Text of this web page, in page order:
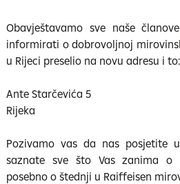
Obavještavamo sve naše
informirati o dobrovoljnoj
u Rijeci preselio na novu adresu i to:
Ante Starčevića 5
Rijeka
Pozivamo vas da nas posjetite
saznate sve što Vas zanima o
posebno o štednji u Raiffeisen